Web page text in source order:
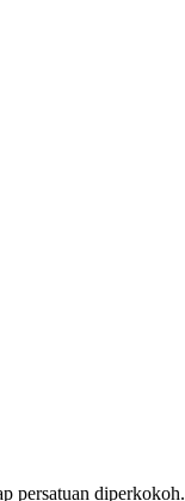
persatuan diperkokoh.